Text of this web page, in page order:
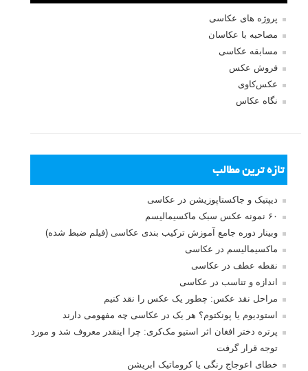
پروژه های عکاسی
مصاحبه با عکاسان
مسابقه عکاسی
فروش عکس
عکس‌کاوی
نگاه عکاس
تازه ترین مطالب
دیپتیک و جاکستا‌پوزیشن در عکاسی
۶۰ نمونه عکس سبک ماکسیمالیسم
وبینار دوره جامع آموزش ترکیب بندی عکاسی (فیلم ضبط شده)
ماکسیمالیسم در عکاسی
نقطه عطف در عکاسی
اندازه و تناسب در عکاسی
مراحل نقد عکس: چطور یک عکس را نقد کنیم
استودیوم یا پونکتوم؟ هر یک در عکاسی چه مفهومی دارند
پرتره دختر افغان اثر استیو مک‌کری: چرا اینقدر معروف شد و مورد
توجه قرار گرفت
خطای اعوجاج رنگی یا کروماتیک ابریشن